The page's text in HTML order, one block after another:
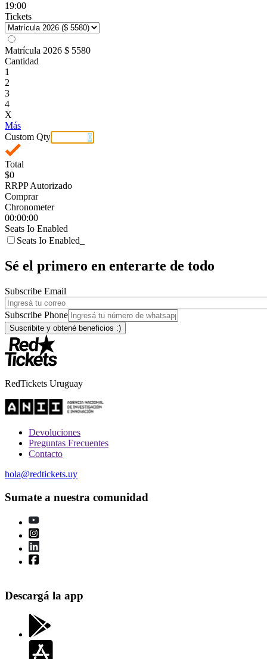
19:00
Tickets
Matrícula 2026 $ 5580
Cantidad
1
2
3
4
X
Más
Custom Qty
Total
$0
RRPP Autorizado
Comprar
Chronometer
00:00:00
Seats Io Enabled
Seats Io Enabled_
Sé el primero en enterarte de todo
Subscribe Email
Subscribe Phone
RedTickets Uruguay
Devoluciones
Preguntas Frecuentes
Contacto
hola@redtickets.uy
Sumate a nuestra comunidad
Descargá la app